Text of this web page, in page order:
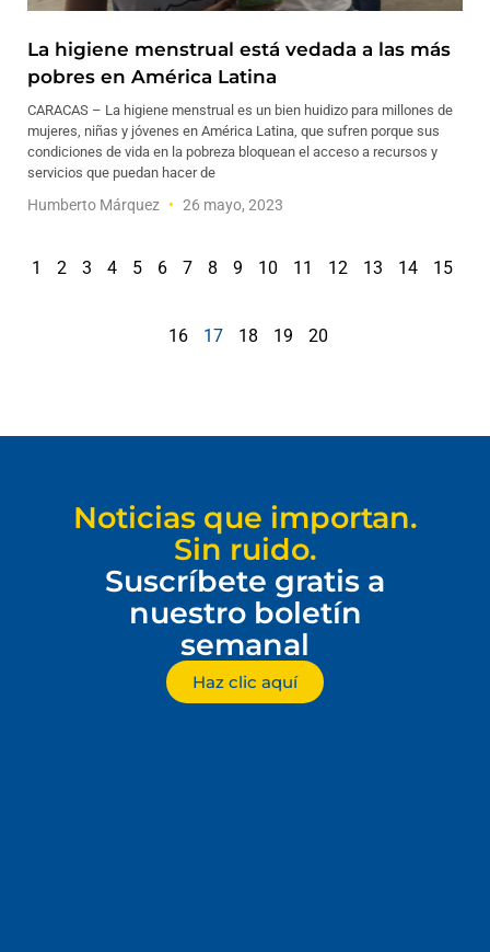
La higiene menstrual está vedada a las más
pobres en América Latina
CARACAS – La higiene menstrual es un bien huidizo para millones de
mujeres, niñas y jóvenes en América Latina, que sufren porque sus
condiciones de vida en la pobreza bloquean el acceso a recursos y
servicios que puedan hacer de
Humberto Márquez 26 mayo, 2023
1 2 3 4 5 6 7 8 9 10 11 12 13 14 15
16 17 18 19 20
Noticias que importan.
Sin ruido.
Suscríbete gratis a
nuestro boletín
semanal
Haz clic aquí